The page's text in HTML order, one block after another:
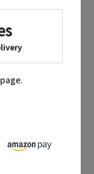
ィと洗練スタイ
ウェア